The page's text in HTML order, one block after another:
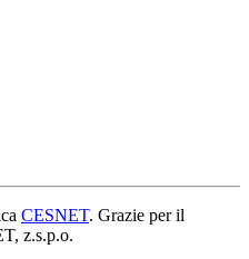
CESNET. Grazie per il
z.s.p.o.